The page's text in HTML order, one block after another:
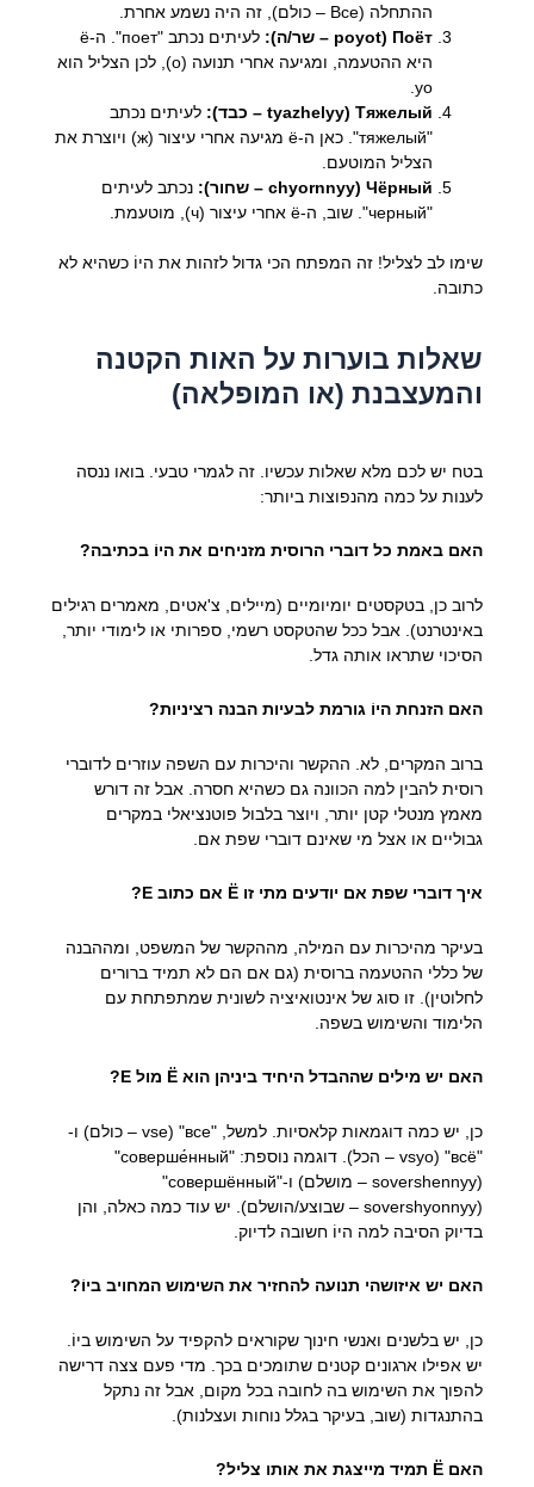
ההתחלה (Все – כולם), זה היה נשמע אחרת.
Поёт (poyot – שר/ה):
לעיתים נכתב "поет". ה-ё
היא ההטעמה, ומגיעה אחרי תנועה (о), לכן הצליל הוא
yo.
Тяжелый (tyazhelyy – כבד):
לעיתים נכתב
"тяжелый". כאן ה-ё מגיעה אחרי עיצור (ж) ויוצרת את
הצליל המוטעם.
Чёрный (chyornnyy – שחור):
נכתב לעיתים
"черный". שוב, ה-ё אחרי עיצור (ч), מוטעמת.
שימו לב לצליל! זה המפתח הכי גדול לזהות את היוֹ כשהיא לא
כתובה.
שאלות בוערות על האות הקטנה
והמעצבנת (או המופלאה)
בטח יש לכם מלא שאלות עכשיו. זה לגמרי טבעי. בואו ננסה
לענות על כמה מהנפוצות ביותר:
האם באמת כל דוברי הרוסית מזניחים את היוֹ בכתיבה?
לרוב כן, בטקסטים יומיומיים (מיילים, צ'אטים, מאמרים רגילים
באינטרנט). אבל ככל שהטקסט רשמי, ספרותי או לימודי יותר,
הסיכוי שתראו אותה גדל.
האם הזנחת היוֹ גורמת לבעיות הבנה רציניות?
ברוב המקרים, לא. ההקשר והיכרות עם השפה עוזרים לדוברי
רוסית להבין למה הכוונה גם כשהיא חסרה. אבל זה דורש
מאמץ מנטלי קטן יותר, ויוצר בלבול פוטנציאלי במקרים
גבוליים או אצל מי שאינם דוברי שפת אם.
איך דוברי שפת אם יודעים מתי זו Ё אם כתוב Е?
בעיקר מהיכרות עם המילה, מההקשר של המשפט, ומההבנה
של כללי ההטעמה ברוסית (גם אם הם לא תמיד ברורים
לחלוטין). זו סוג של אינטואיציה לשונית שמתפתחת עם
הלימוד והשימוש בשפה.
האם יש מילים שההבדל היחיד ביניהן הוא Ё מול Е?
כן, יש כמה דוגמאות קלאסיות. למשל, "все" (vse – כולם) ו-
"всё" (vsyo – הכל). דוגמה נוספת: "соверше́нный"
(sovershennyy – מושלם) ו-"совершённый"
(sovershyonnyy – שבוצע/הושלם). יש עוד כמה כאלה, והן
בדיוק הסיבה למה היוֹ חשובה לדיוק.
האם יש איזושהי תנועה להחזיר את השימוש המחויב ביוֹ?
כן, יש בלשנים ואנשי חינוך שקוראים להקפיד על השימוש ביוֹ.
יש אפילו ארגונים קטנים שתומכים בכך. מדי פעם צצה דרישה
להפוך את השימוש בה לחובה בכל מקום, אבל זה נתקל
בהתנגדות (שוב, בעיקר בגלל נוחות ועצלנות).
האם Ё תמיד מייצגת את אותו צליל?